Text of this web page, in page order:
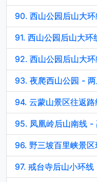
90. 西山公园后山大
92. 西山公园后山大环
94. 云蒙山景区往返
97. 戒台寺后山小环线